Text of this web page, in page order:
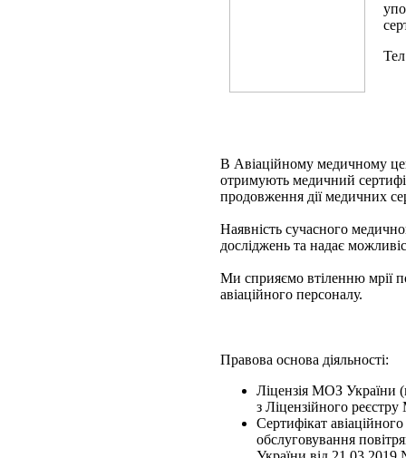
В Авіаційному медичному
отримують медичний
продовження дії медичних
Наявність сучасного
досліджень та надає
Ми сприяємо втіленню мрії
авіаційного персоналу.
Правова основа діяльності:
Ліцензія МОЗ України
з Ліцензійного
Сертифікат
обслуговування